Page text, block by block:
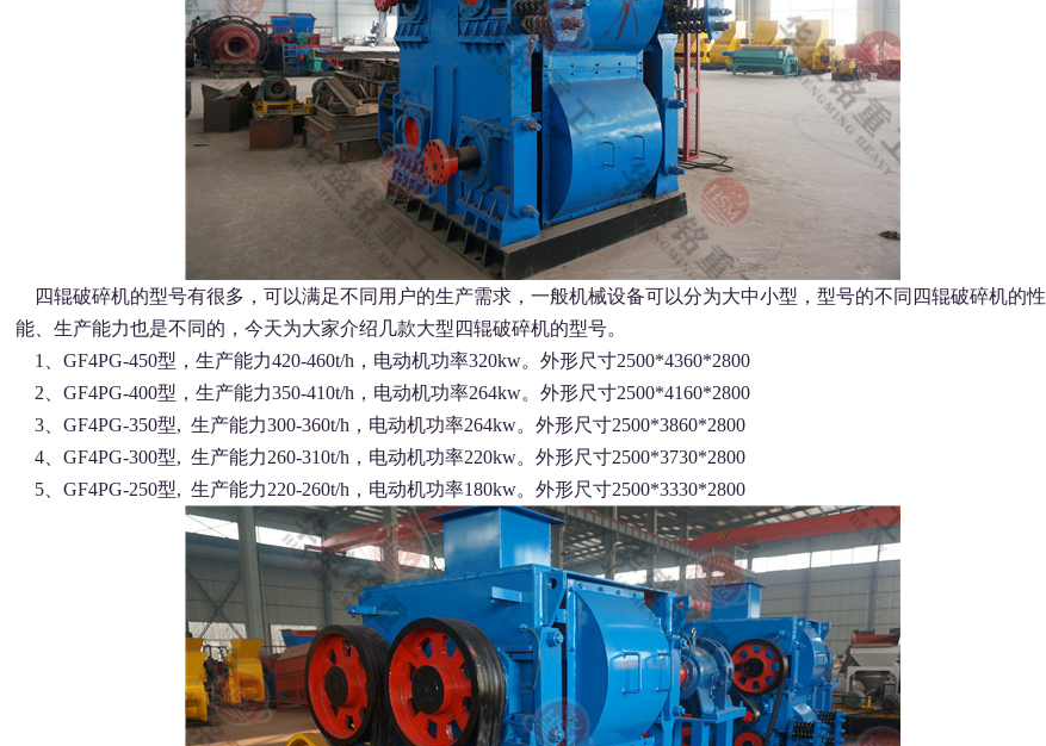
四辊破碎机的型号有很多，可以满足不同用户的生产需求，一般机械设备可以分为大中小型，型号的不同四辊破碎机的性
能、生产能力也是不同的，今天为大家介绍几款大型四辊破碎机的型号。
1、GF4PG-450型，生产能力420-460t/h，电动机功率320kw。外形尺寸2500*4360*2800
2、GF4PG-400型，生产能力350-410t/h，电动机功率264kw。外形尺寸2500*4160*2800
3、GF4PG-350型, 生产能力300-360t/h，电动机功率264kw。外形尺寸2500*3860*2800
4、GF4PG-300型, 生产能力260-310t/h，电动机功率220kw。外形尺寸2500*3730*2800
5、GF4PG-250型, 生产能力220-260t/h，电动机功率180kw。外形尺寸2500*3330*2800